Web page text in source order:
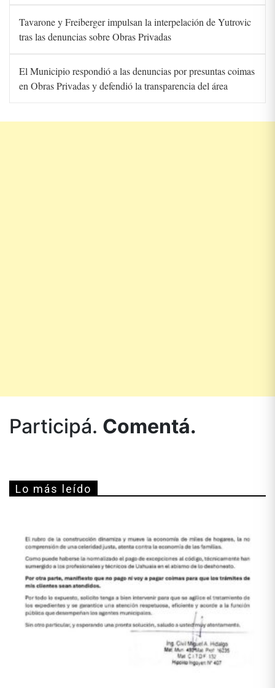
Tavarone y Freiberger impulsan la interpelación de Yutrovic
tras las denuncias sobre Obras Privadas
El Municipio respondió a las denuncias por presuntas coimas
en Obras Privadas y defendió la transparencia del área
Participá. Comentá.
Lo más leído